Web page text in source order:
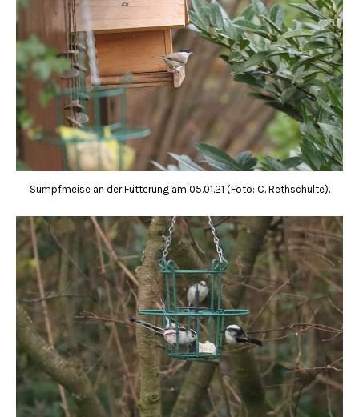
Sumpfmeise an der Fütterung am 05.01.21 (Foto: C. Rethschulte).